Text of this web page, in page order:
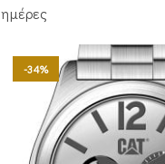
ημέρες
-34%